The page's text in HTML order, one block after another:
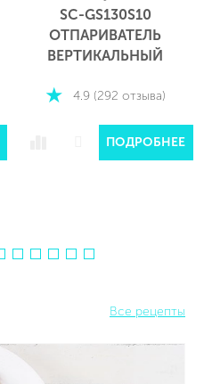
SC-VC80H21
ВЕРТИКАЛЬНЫЙ
ПЫЛЕСОС
4.8 (198 отзывов)
ПОДРОБНЕЕ
Все рецепты